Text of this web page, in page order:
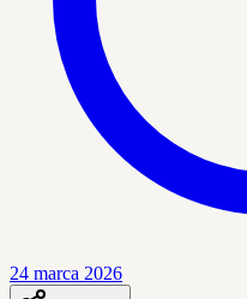
24 marca 2026